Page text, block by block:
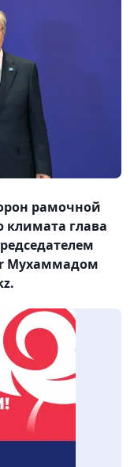
рамочной
глава
Мухаммадом